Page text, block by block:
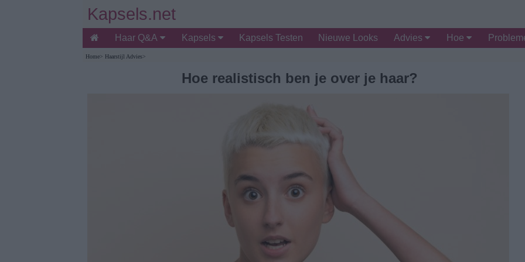
Kapsels.net
Haar Q&A Kapsels Kapsels Testen Nieuwe Looks Advies Hoe
Home> Haarstijl Advies>
Hoe realistisch ben je over je haar?